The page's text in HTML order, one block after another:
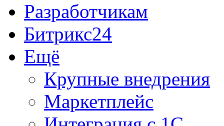
Разработчикам
Битрикс24
Ещё
Крупные внедрения
Маркетплейс